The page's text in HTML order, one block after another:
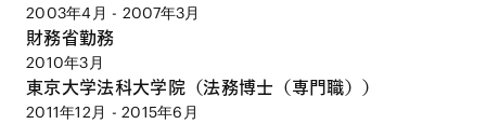
2003年4月 - 2007年3月
財務省勤務
2010年3月
東京大学法科大学院（法務博士（専門職））
2011年12月 - 2015年6月